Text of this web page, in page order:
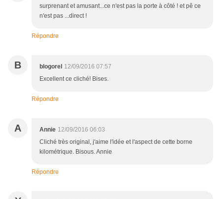
surprenant et amusant...ce n'est pas la porte à côté ! et pê ce
n'est pas ...direct !
Répondre
B blogorel 12/09/2016 07:57
Excellent ce cliché! Bises.
Répondre
A Annie 12/09/2016 06:03
Cliché très original, j'aime l'idée et l'aspect de cette borne
kilométrique. Bisous. Annie
Répondre